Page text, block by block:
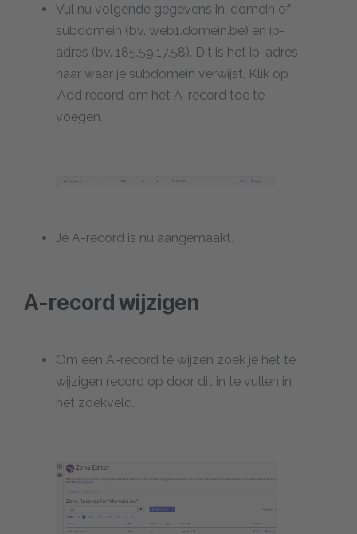
Vul nu volgende gegevens in: domein of
subdomein (bv. web1.domein.be) en ip-
adres (bv. 185.59.17.58). Dit is het ip-adres
naar waar je subdomein verwijst. Klik op
‘Add record’ om het A-record toe te
voegen.
Je A-record is nu aangemaakt.
A-record wijzigen
Om een A-record te wijzen zoek je het te
wijzigen record op door dit in te vullen in
het zoekveld.